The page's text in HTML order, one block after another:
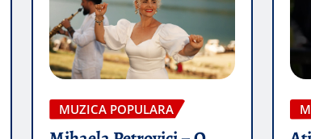
MUZICA POPULARA